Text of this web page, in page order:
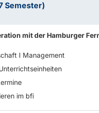
Semester)
mit der Hamburger
I Management
im bfi